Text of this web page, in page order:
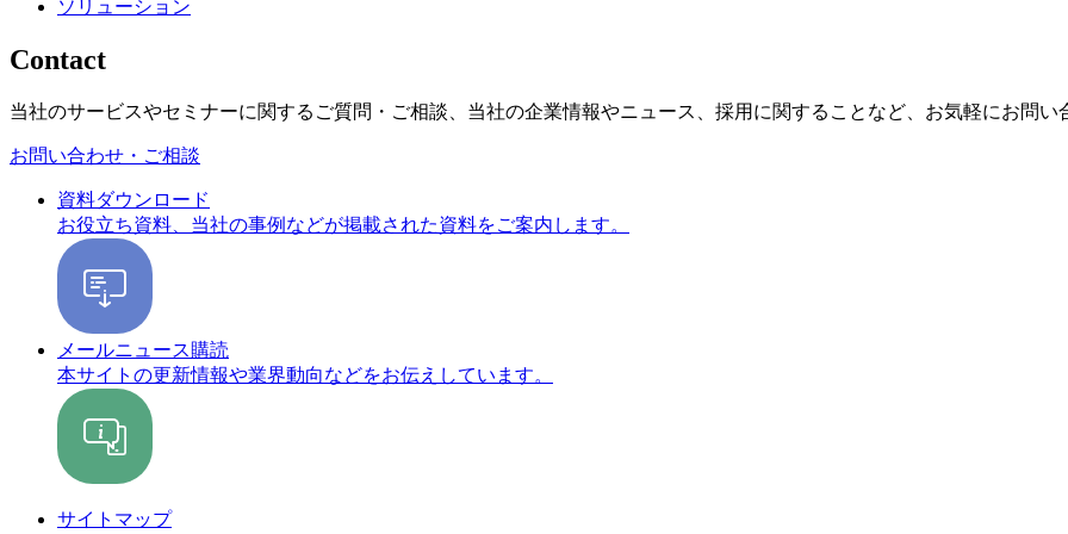
ソリューション
Contact
当社のサービスやセミナーに関するご質問・ご相談、当社の企業情報やニュース、採用に関することなど、お気軽にお問い
お問い合わせ・ご相談
資料ダウンロード
お役立ち資料、当社の事例などが掲載された資料をご案内します。
メールニュース購読
本サイトの更新情報や業界動向などをお伝えしています。
サイトマップ